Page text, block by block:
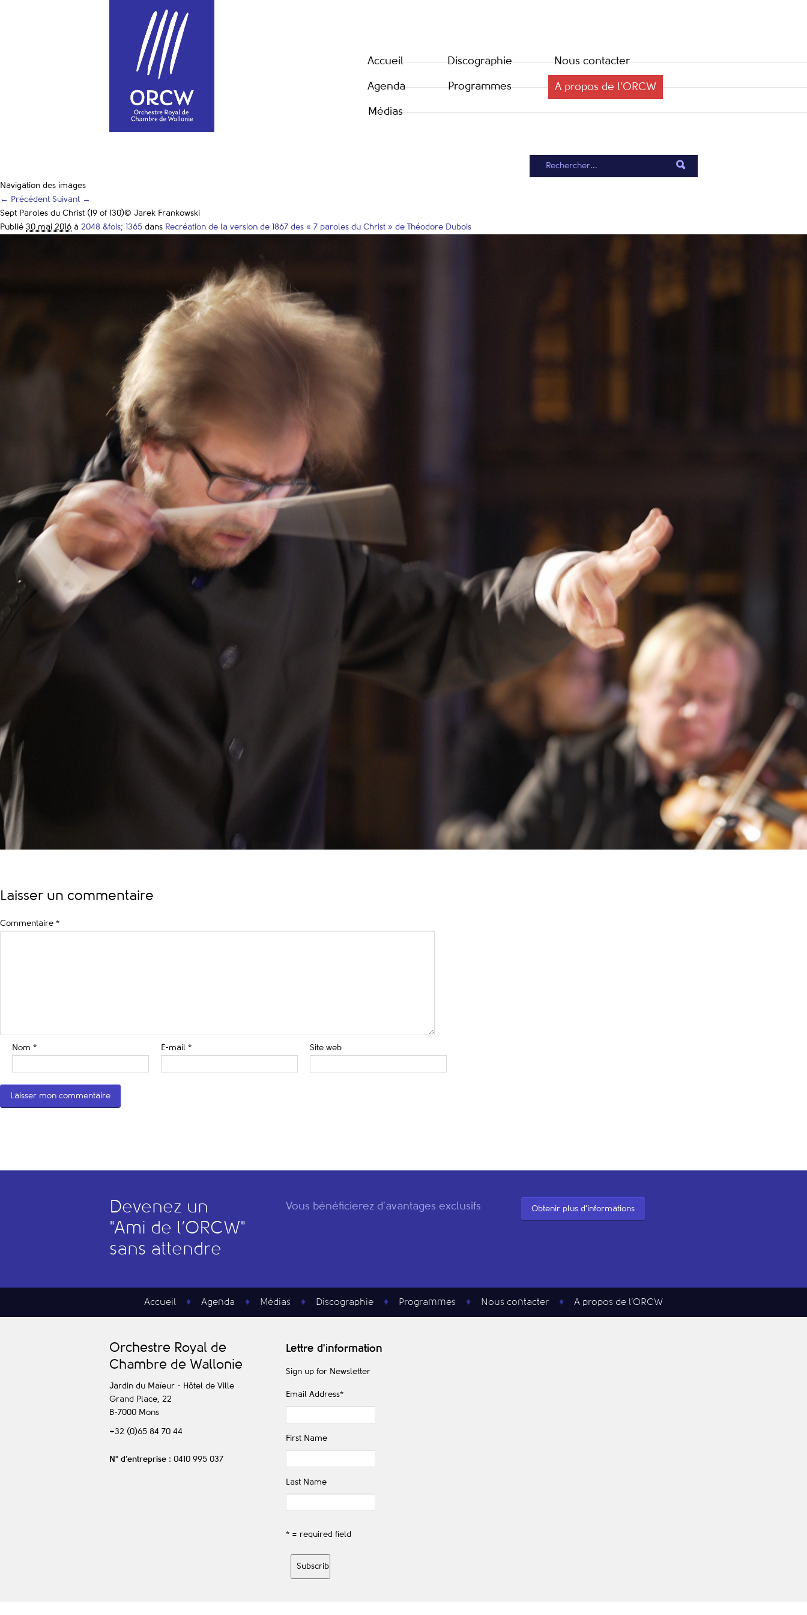
Accueil
Agenda
Médias
Discographie
Programmes
Nous contacter
A propos de l’ORCW
Navigation des images
← Précédent Suivant →
Sept Paroles du Christ (19 of 130)© Jarek Frankowski
Publié 30 mai 2016 à 2048 &fois; 1365 dans Recréation de la version de 1867 des « 7 paroles du Christ » de Théodore Dubois
Laisser un commentaire
Commentaire *
Nom * E-mail * Site web
Devenez un
"Ami de l’ORCW"
sans attendre
Vous bénéficierez d'avantages exclusifs Obtenir plus d'informations
Accueil Agenda Médias Discographie Programmes Nous contacter A propos de l’ORCW
Orchestre Royal de
Chambre de Wallonie
Jardin du Maïeur - Hôtel de Ville
Grand Place, 22
B-7000 Mons
+32 (0)65 84 70 44
N° d’entreprise : 0410 995 037
Lettre d'information
Sign up for Newsletter
Email Address*
First Name
Last Name
* = required field